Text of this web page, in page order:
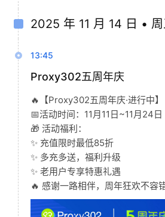
2025 年 11 月 14 日 •
13:45
Proxy302五周年庆
🔥【Proxy302五周年庆·进行中】
📅活动时间：11月11日~11月24日
🎁 活动福利：
✨ 充值限时最低85折
✨ 多充多送，福利升级
✨ 老用户专享特惠礼遇
🔥 感谢一路相伴，周年狂欢不容错